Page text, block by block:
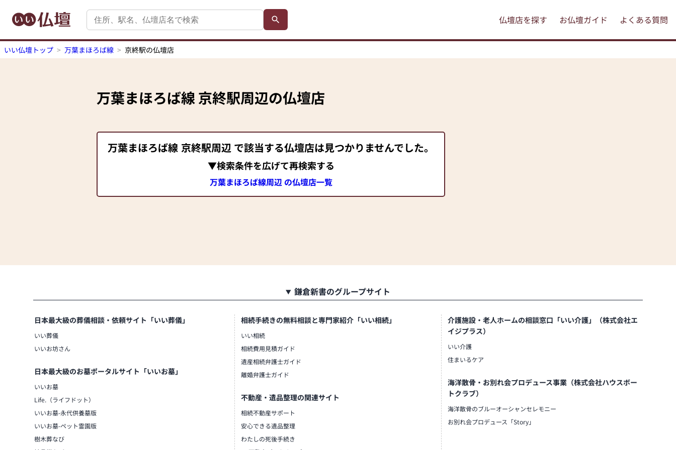
仏壇店を探す お仏壇ガイド よくある質問
いい仏壇トップ 万葉まほろば線 京終駅の仏壇店
万葉まほろば線京終駅周辺の仏壇店
万葉まほろば線 京終駅周辺 で該当する仏壇店は見つかりませんでした。
▼検索条件を広げて再検索する
万葉まほろば線周辺 の仏壇店一覧
鎌倉新書のグループサイト
日本最大級の葬儀相談・依頼サイト「いい葬儀」
いい葬儀
いいお坊さん
日本最大級のお墓ポータルサイト「いいお墓」
いいお墓
Life.（ライフドット）
いいお墓-永代供養墓版
いいお墓-ペット霊園版
樹木葬なび
相続手続きの無料相談と専門家紹介「いい相続」
いい相続
相続費用見積ガイド
遺産相続弁護士ガイド
離婚弁護士ガイド
不動産・遺品整理の関連サイト
相続不動産サポート
安心できる遺品整理
わたしの死後手続き
介護施設・老人ホームの相談窓口「いい介護」（株式会社エ
イジプラス）
いい介護
住まいるケア
海洋散骨・お別れ会プロデュース事業（株式会社ハウスボー
トクラブ）
海洋散骨のブルーオーシャンセレモニー
お別れ会プロデュース「Story」